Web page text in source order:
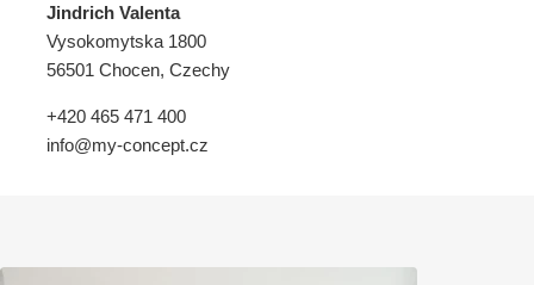
Jindrich Valenta
Vysokomytska 1800
56501 Chocen, Czechy
+420 465 471 400
info@my-concept.cz